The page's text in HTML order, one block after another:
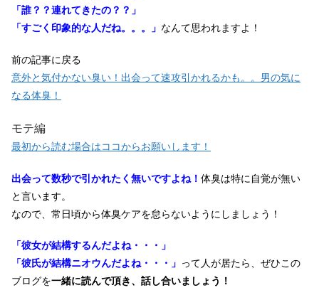
「誰？？連れてきたの？？」
「すごく印象的な人だね。。。」 なんて思われますよ！
前の記事に戻る
意外と気付かない臭い！出会って速攻引かれるかも。。男の気に
なる体臭！
モテ編
最初から読む場合はココからお願いします！
出会って数秒で引かれたく無いですよね！ 体臭は特に自覚が無い
と言います。
なので、常日頃から体臭ケアを怠らないようにしましょう！
「彼女が結構するんだよね・・・」
「彼氏が結構ニオウんだよね・・・」 って人が居たら、ぜひこの
ブログを一緒に読んで頂き、話し合いましょう！